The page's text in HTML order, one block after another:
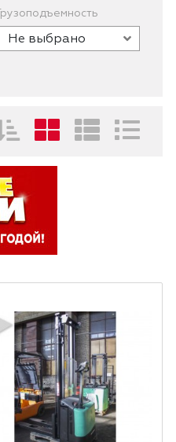
Грузоподъемность
Не выбрано